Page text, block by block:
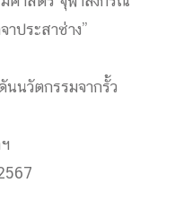
ประสาช่าง”
นวัตกรรมจากรั้ว